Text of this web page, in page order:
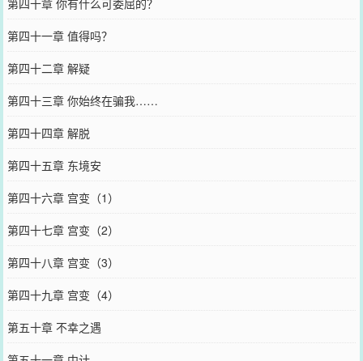
第四十一章 值得吗？
第四十二章 解疑
第四十三章 你始终在骗我……
第四十四章 解脱
第四十五章 东境安
第四十六章 宫变（1）
第四十七章 宫变（2）
第四十八章 宫变（3）
第四十九章 宫变（4）
第五十章 不幸之遇